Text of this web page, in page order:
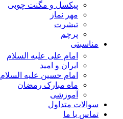
پیکسل و مگنت چوبی
مهر نماز
تیشرت
پرچم
مناسبتی
امام علی علیه السلام
ایران و امید
امام حسین علیه السلام
ماه مبارک رمضان
آموزشی
سوالات متداول
تماس با ما